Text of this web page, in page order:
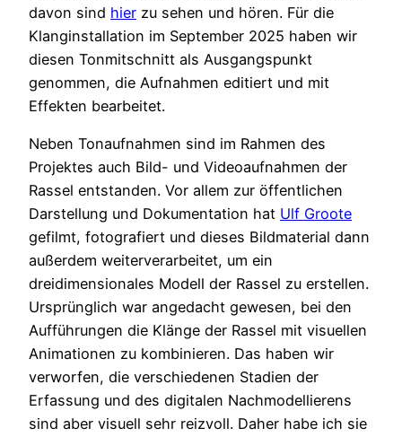
davon sind hier zu sehen und hören. Für die
Klanginstallation im September 2025 haben wir
diesen Tonmitschnitt als Ausgangspunkt
genommen, die Aufnahmen editiert und mit
Effekten bearbeitet.
Neben Tonaufnahmen sind im Rahmen des
Projektes auch Bild- und Videoaufnahmen der
Rassel entstanden. Vor allem zur öffentlichen
Darstellung und Dokumentation hat Ulf Groote
gefilmt, fotografiert und dieses Bildmaterial dann
außerdem weiterverarbeitet, um ein
dreidimensionales Modell der Rassel zu erstellen.
Ursprünglich war angedacht gewesen, bei den
Aufführungen die Klänge der Rassel mit visuellen
Animationen zu kombinieren. Das haben wir
verworfen, die verschiedenen Stadien der
Erfassung und des digitalen Nachmodellierens
sind aber visuell sehr reizvoll. Daher habe ich sie